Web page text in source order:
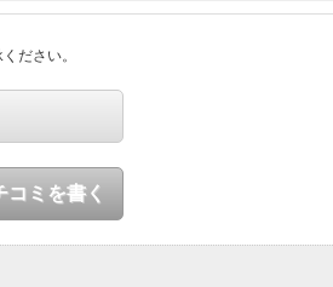
ださい。
コミを書く